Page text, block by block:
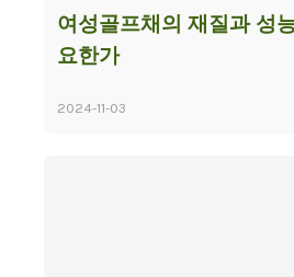
여성골프채의 재질과 성
요한가
2024-11-03